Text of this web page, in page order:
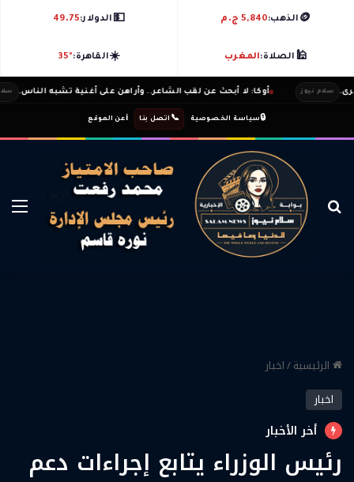
🪙 الذهب:5,840 ج.م 💵 الدولار:49.75
🕌 الصلاة:المغرب ☀️القاهرة:35°
سلام نيوز أوكا: لا أبحث عن لقب الشاعر.. وأراهن على أغنية تشبه الناس. سلام نيوز
🔒سياسة الخصوصية 📞 اتصل بنا ℹ️عن الموقع
بحث عن
الرئيسية/اخبار
اخبار
أخر الأخبار
رئيس الوزراء يتابع إجراءات دعم